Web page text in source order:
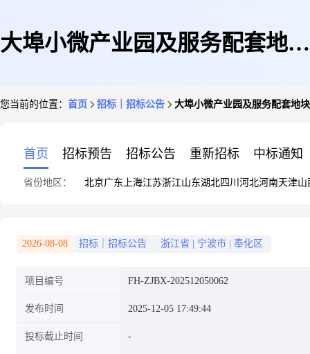
大埠小微产业园及服务配套地块
您当前的位置： 首页 招标｜招标公告 大埠小微产业园及服务配套地
首页 招标预告 招标公告 重新招标 中标通知
省份地区： 北京广东 上海江苏浙江山东湖北四川 河北河南天津山
2026-08-08 招标｜招标公告 浙江省 宁波市 奉化区
项目编号 FH-ZJBX-202512050062
发布时间 2025-12-05 17:49:44
投标截止时间